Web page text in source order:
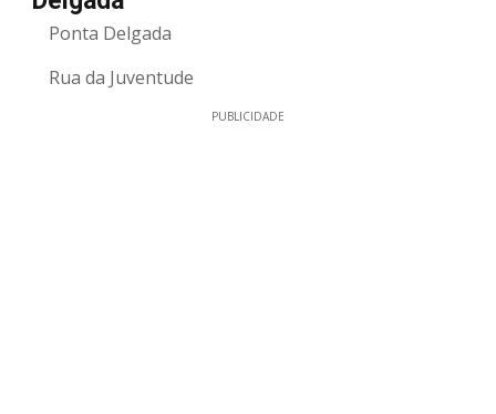
Ponta Delgada
Rua da Juventude
PUBLICIDADE